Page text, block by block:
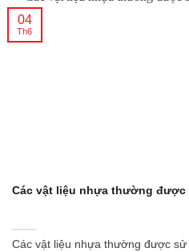
Các vật liệu nhựa thường
Các vật liệu nhựa thường được
04
Th6